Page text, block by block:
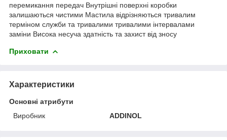
перемикання передач Внутрішні поверхні коробки
залишаються чистими Мастила відрізняються тривалим
терміном служби та тривалими тривалими інтервалами
заміни Висока несуча здатність та захист від зносу
Приховати
Характеристики
Основні атрибути
Виробник
ADDINOL